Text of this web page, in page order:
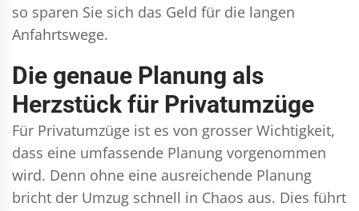
so sparen Sie sich das Geld für die langen
Anfahrtswege.
Die genaue Planung als
Herzstück für Privatumzüge
Für Privatumzüge ist es von grosser Wichtigkeit,
dass eine umfassende Planung vorgenommen
wird. Denn ohne eine ausreichende Planung
bricht der Umzug schnell in Chaos aus. Dies führt